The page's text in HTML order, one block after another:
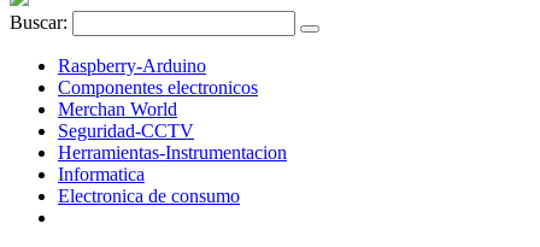
Buscar:
Raspberry-Arduino
Componentes electronicos
Merchan World
Seguridad-CCTV
Herramientas-Instrumentacion
Informatica
Electronica de consumo